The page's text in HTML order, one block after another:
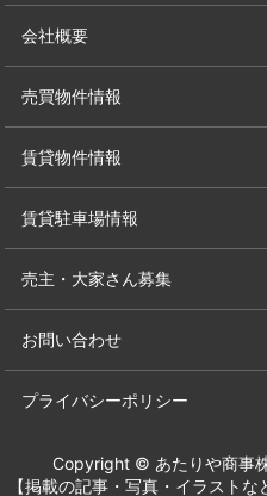
会社概要
売買物件情報
賃貸物件情報
賃貸駐車場情報
売主・大家さん募集
お問い合わせ
プライバシーポリシー
Copyright © あたりや商事
【掲載の記事・写真・イラスト